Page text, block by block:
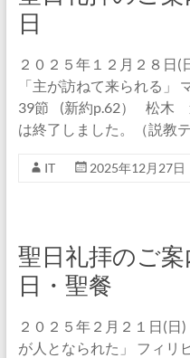
日
２０２５年１２月２８日
「主が訪ねて来られる」
39節 (新約p.62） 松木
は終了しました。（説教
IT 2025年12月27日
聖日礼拝のご
日・聖餐
２０２５年２月２１日(
が人となられた」 フィリ